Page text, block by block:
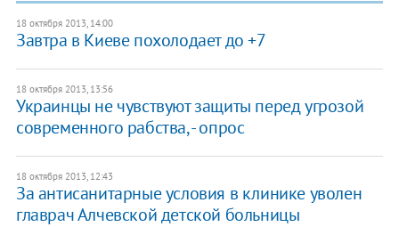
18 октября 2013, 14:00
Завтра в Киеве похолодает до +7
18 октября 2013, 13:56
Украинцы не чувствуют защиты перед угрозой
современного рабства, - опрос
18 октября 2013, 12:43
За антисанитарные условия в клинике уволен
главрач Алчевской детской больницы